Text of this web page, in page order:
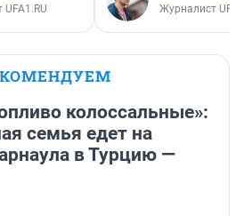
Журналист
колоссальные»:
семья едет на
в Турцию —